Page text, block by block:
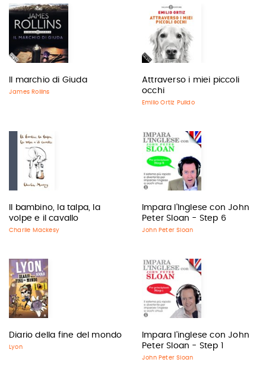
Il marchio di Giuda
James Rollins
Attraverso i miei piccoli
occhi
Emilio Ortiz Pulido
Il bambino, la talpa, la
volpe e il cavallo
Charlie Mackesy
Impara l'Inglese con John
Peter Sloan - Step 6
John Peter Sloan
Diario della fine del mondo
Lyon
Impara l'inglese con John
Peter Sloan - Step 1
John Peter Sloan